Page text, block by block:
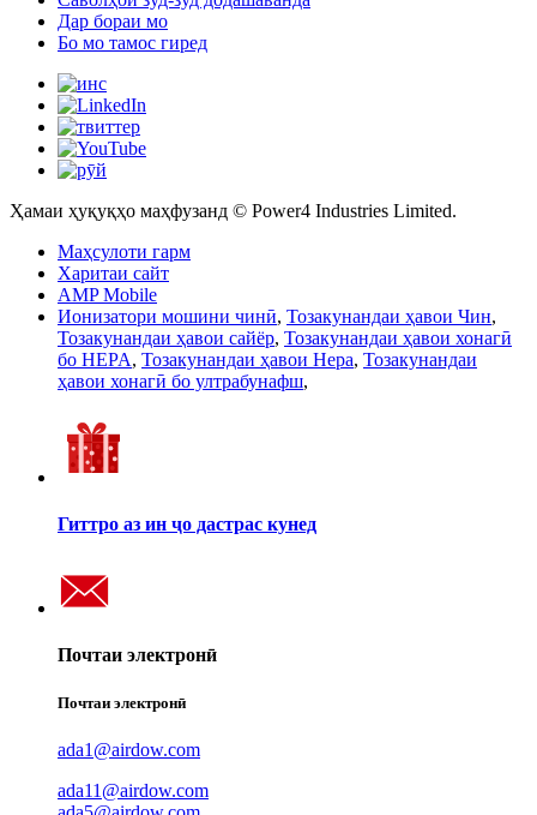
Дар бораи мо
Бо мо тамос гиред
Ҳамаи ҳуқуқҳо маҳфузанд © Power4 Industries Limited.
Маҳсулоти гарм
Харитаи сайт
AMP Mobile
Ионизатори мошини чинӣ, Тозакунандаи ҳавои Чин,
Тозакунандаи ҳавои сайёр, Тозакунандаи ҳавои хонагӣ
бо HEPA, Тозакунандаи ҳавои Hepa, Тозакунандаи
ҳавои хонагӣ бо ултрабунафш,
Гиттро аз ин ҷо дастрас кунед
Почтаи электронӣ
Почтаи электронӣ
ada1@airdow.com
ada11@airdow.com